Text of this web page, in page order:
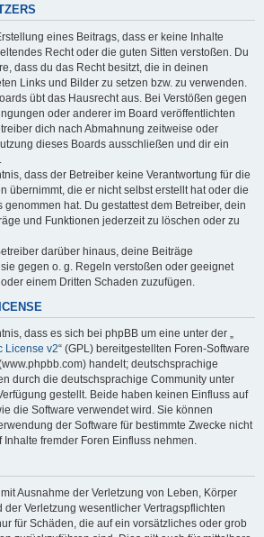
eines Beitrags, dass er keine Inhalte
Recht oder die guten Sitten verstoßen. Du
dass du das Recht besitzt, die in deinen
Links und Bilder zu setzen bzw. zu verwenden.
übt das Hausrecht aus. Bei Verstößen gegen
oder anderer im Board veröffentlichten
dich nach Abmahnung zeitweise oder
dieses Boards ausschließen und dir ein
dass der Betreiber keine Verantwortung für die
übernimmt, die er nicht selbst erstellt hat oder die
genommen hat. Du gestattest dem Betreiber, dein
und Funktionen jederzeit zu löschen oder zu
darüber hinaus, deine Beiträge
gegen o. g. Regeln verstoßen oder geeignet
einem Dritten Schaden zuzufügen.
dass es sich bei phpBB um eine unter der „
License v2“ (GPL) bereitgestellten Foren-Software
handelt; deutschsprachige
durch die deutschsprachige Community unter
gestellt. Beide haben keinen Einfluss auf
die Software verwendet wird. Sie können
der Software für bestimmte Zwecke nicht
Inhalte fremder Foren Einfluss nehmen.
Ausnahme der Verletzung von Leben, Körper
der Verletzung wesentlicher Vertragspflichten
für Schäden, die auf ein vorsätzliches oder grob